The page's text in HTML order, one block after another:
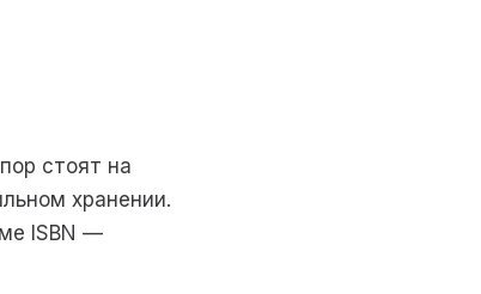
стоят на
хранении.
ISBN —